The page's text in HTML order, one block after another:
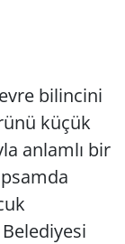
bilincini
küçük
anlamlı bir